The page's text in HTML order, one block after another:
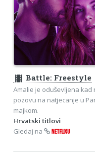
theaters Battle: Freestyle
Amalie je oduševljena
pozovu na natjecanje u
majkom.
Hrvatski titlovi
Gledaj na
NETFLIXU